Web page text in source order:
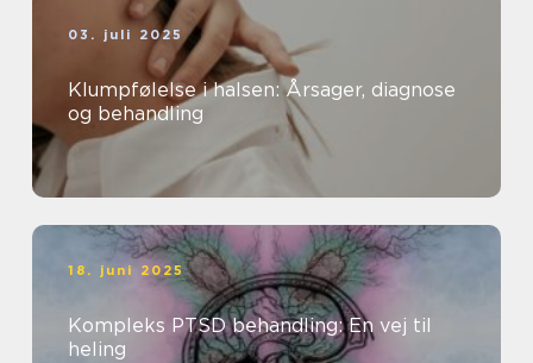
03. juli 2025
Klumpfølelse i halsen: Årsager, diagnose
og behandling
18. juni 2025
Kompleks PTSD behandling: En vej til
heling